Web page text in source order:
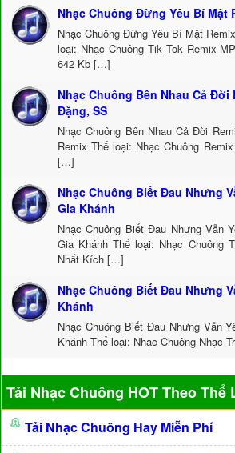
Nhạc Chuông Đừng Yêu Bí Mật
Nhạc Chuông Đừng Yêu Bí Mật
loại: Nhạc Chuông Tik Tok Remix
642 Kb […]
Nhạc Chuông Bên Nhau Cả Đời
Đặng, SS
Nhạc Chuông Bên Nhau Cả Đời
Remix Thể loại: Nhạc Chuông
[…]
Nhạc Chuông Biết Đau Nhưng
Gia Khánh
Nhạc Chuông Biết Đau Nhưng Vẫn
Gia Khánh Thể loại: Nhạc Chuông
Nhất Kích […]
Nhạc Chuông Biết Đau Nhưng
Khánh
Nhạc Chuông Biết Đau Nhưng Vẫn
Khánh Thể loại: Nhạc Chuông Nhạc
Tải Nhạc Chuông HOT Theo Thể
Tải Nhạc Chuông Hay Miễn Phí